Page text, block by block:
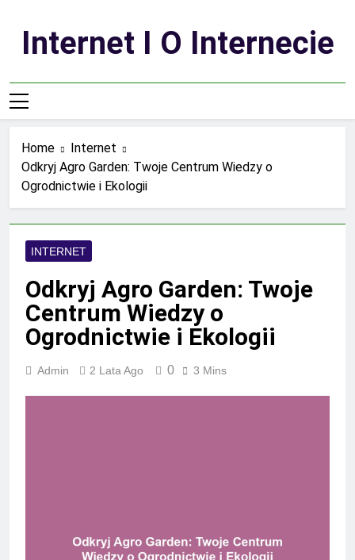
contentInternet I O Internecie
Home
Internet
Odkryj Agro Garden: Twoje Centrum Wiedzy o
Ogrodnictwie i Ekologii
INTERNET
Odkryj Agro Garden: Twoje
Centrum Wiedzy o
Ogrodnictwie i Ekologii
Admin 2 Lata Ago 0 3 Mins